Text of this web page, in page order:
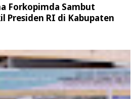
Forkopimda Sambut
Presiden RI di Kabupaten